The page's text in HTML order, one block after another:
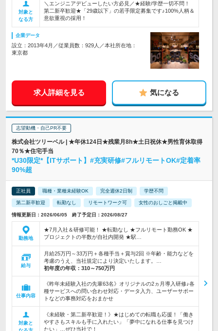
対象と
なる方
＼エンジニアデビューしたい方必見／★経験/学歴一切不問！
第二新卒歓迎★「29歳以下」の若手限定募集です♪100%人柄＆
意欲重視の採用！
企業データ
設立：2013年4月／従業員数：929人／本社所在地：
東京都
求人詳細を見る 気になる
志望動機・自己PR不要
株式会社ツリーベル | ★年休124日★残業月8h★土日祝休★男性育休取得
70％★住宅手当
*U30限定*【ITサポート】#充実研修#フルリモートOK#定着率
90%超
正社員 職種・業種未経験OK 完全週休2日制 学歴不問
第二新卒歓迎 転勤なし リモートワーク可 女性のおしごと掲載中
情報更新日：2026/06/05 終了予定日：2026/08/27
勤務地
★7月入社＆研修可能！ ★転勤なし ★フルリモート勤務OK ★
プロジェクトの半数が自社内開発 ★駅…
給与
月給25万円～33万円＋各種手当＋賞与2回 ※年齢・能力などを
考慮のうえ、当社規定により決定いたします。…
初年度の年収： 310～750万円
仕事内容
《昨年未経験入社の先輩63名》オリジナルの2ヵ月導入研修♪各
種サービスへの問い合わせ対応・データ入力、ユーザーサポー
トなどの事務対応をおまかせ
対象と
《未経験・第二新卒歓迎！》★はじめての転職も応援！「働き
やすさもスキルも手に入れたい」「夢中になれる仕事を見つけ
たい」…ぜひ当社で！